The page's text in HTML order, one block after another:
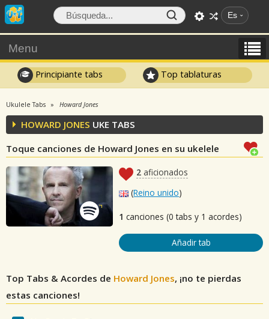
Es
Menu
Principiante tabs Top tablaturas
Ukulele Tabs Howard Jones
HOWARD JONES UKE TABS
Toque canciones de Howard Jones en su ukelele
2 aficionados
(Reino unido)
1 canciones (0 tabs y 1 acordes)
Añadir tab
Top Tabs & Acordes de Howard Jones, ¡no te pierdas
estas canciones!